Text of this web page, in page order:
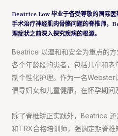
Beatrice Low 毕业于备受尊敬的国际
手术治疗神经肌肉骨骼问题的脊椎师，
理症状之前深入探究疾病的根源。
Beatrice 以温和和安全为重点的
各个年龄段的患者，包括儿童和
制个性化护理。作为一名Webster
倡导妇女和儿童健康，在怀孕期间
除了脊椎矫正实践外，Beatrice
和TRX合格培训师，强调定期脊